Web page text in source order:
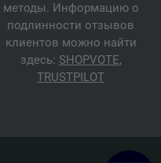
методы. Информацию о
подлинности отзывов
клиентов можно найти
здесь: SHOPVOTE,
TRUSTPILOT